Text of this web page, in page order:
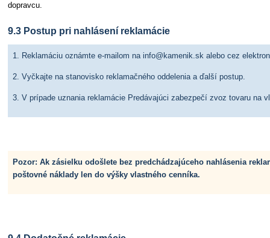
dopravcu.
9.3 Postup pri nahlásení reklamácie
1. Reklamáciu oznámte e-mailom na info@kamenik.sk alebo cez
2. Vyčkajte na stanovisko reklamačného oddelenia a ďalší postup.
3. V prípade uznania reklamácie Predávajúci zabezpečí zvoz tovaru na
Pozor: Ak zásielku odošlete bez predchádzajúceho nahlásenia
poštovné náklady len do výšky vlastného cenníka.